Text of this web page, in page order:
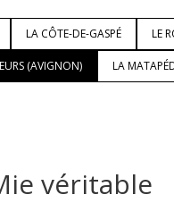
LA CÔTE-DE-GASPÉ LE
(AVIGNON) LA
véritable